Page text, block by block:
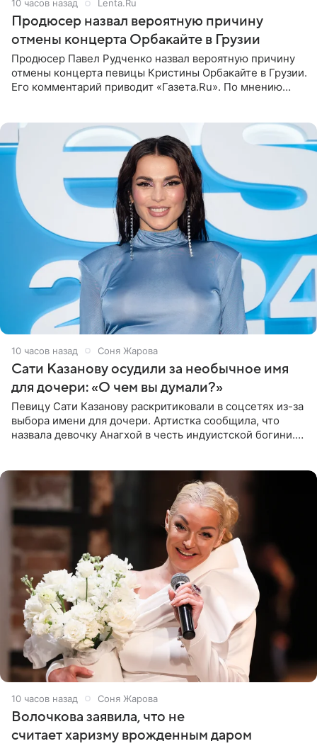
10 часов назад Lenta.Ru
Продюсер назвал вероятную причину
отмены концерта Орбакайте в Грузии
Продюсер Павел Рудченко назвал вероятную причину
отмены концерта певицы Кристины Орбакайте в Грузии.
Его комментарий приводит «Газета.Ru». По мнению
10 часов назад Соня Жарова
Сати Казанову осудили за необычное имя
для дочери: «О чем вы думали?»
Певицу Сати Казанову раскритиковали в соцсетях из-за
выбора имени для дочери. Артистка сообщила, что
назвала девочку Анагхой в честь индуистской богини.
10 часов назад Соня Жарова
Волочкова заявила, что не
считает харизму врожденным даром